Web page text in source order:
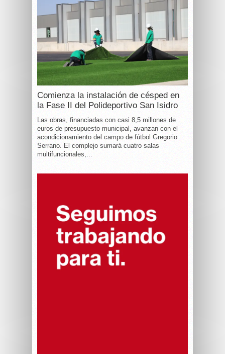
Comienza la instalación de césped en
la Fase II del Polideportivo San Isidro
Las obras, financiadas con casi 8,5 millones de
euros de presupuesto municipal, avanzan con el
acondicionamiento del campo de fútbol Gregorio
Serrano. El complejo sumará cuatro salas
multifuncionales,...